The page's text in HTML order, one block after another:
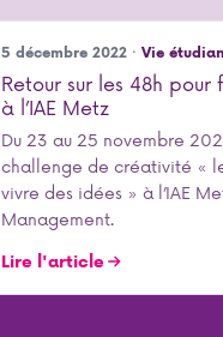
5 décembre 2022 · Vie
Retour sur les 48h
à l’IAE Metz
Du 23 au 25 novembre
challenge de créativité «
vivre des idées » à l’IAE
Management.
Lire l'article